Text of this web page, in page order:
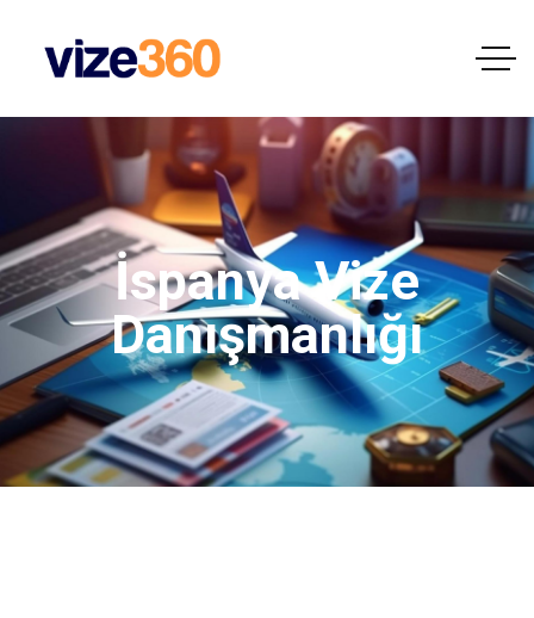
İspanya Vize
Danışmanlığı